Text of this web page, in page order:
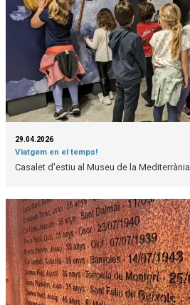
29.04.2026
Viatgem en el temps!
Casalet d'estiu al Museu de la Mediterrània